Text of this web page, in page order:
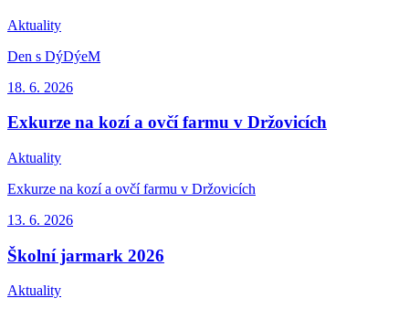
Aktuality
Den s DýDýeM
18. 6. 2026
Exkurze na kozí a ovčí farmu v Držovicích
Aktuality
Exkurze na kozí a ovčí farmu v Držovicích
13. 6. 2026
Školní jarmark 2026
Aktuality